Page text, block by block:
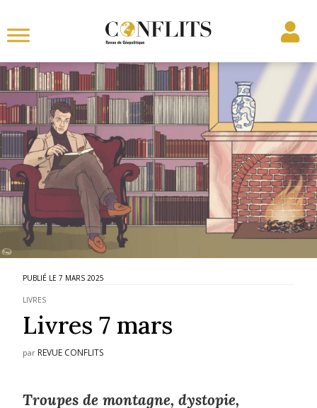
7 MARS 2025
LIVRES
Livres 7 mars
par REVUE CONFLITS
Troupes de montagne, dystopie,